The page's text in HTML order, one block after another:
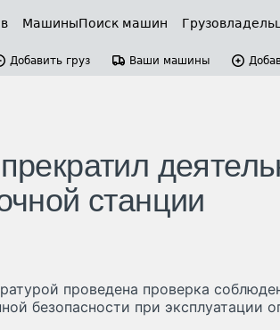
МашиныПоиск машин
Добавить груз Ваши машины
станции
проведена проверка
безопасности при эксплуатации